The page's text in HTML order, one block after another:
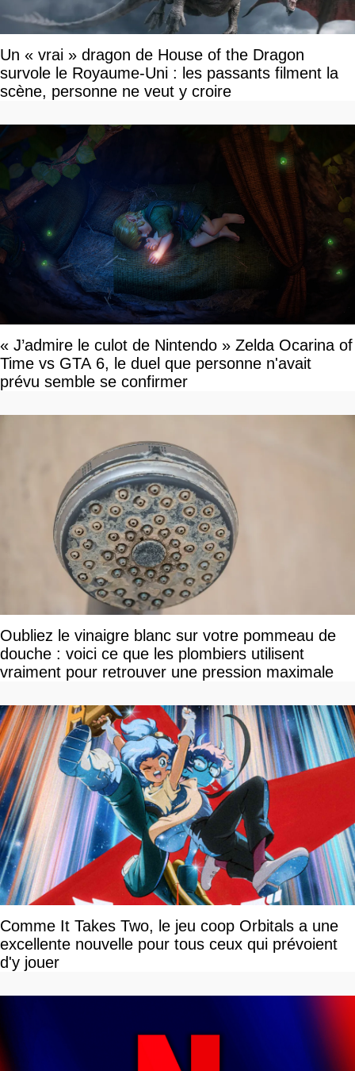
Un « vrai » dragon de House of the Dragon
survole le Royaume-Uni : les passants filment la
scène, personne ne veut y croire
« J’admire le culot de Nintendo » Zelda Ocarina of
Time vs GTA 6, le duel que personne n'avait
prévu semble se confirmer
Oubliez le vinaigre blanc sur votre pommeau de
douche : voici ce que les plombiers utilisent
vraiment pour retrouver une pression maximale
Comme It Takes Two, le jeu coop Orbitals a une
excellente nouvelle pour tous ceux qui prévoient
d'y jouer